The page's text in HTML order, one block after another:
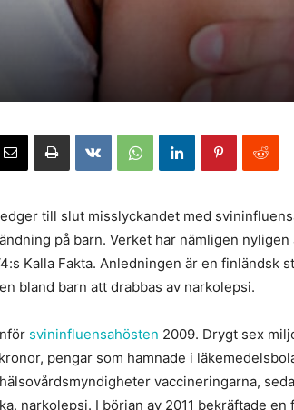
till slut misslyckandet med
på barn. Verket har nämligen
Kalla Fakta. Anledningen är en finländsk
bland barn att drabbas av narkolepsi.
svininfluensahösten 2009. Drygt sex
pengar som hamnade i
vaccineringarna,
narkolepsi. I början av 2011 bekräftade